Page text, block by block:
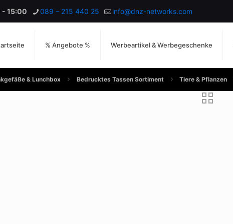
15:00 089 – 215 440 25 info@dnz-networks.com
% Angebote % Werbeartikel & Werbegeschenke
& Lunchbox Bedrucktes Tassen Sortiment Tiere & Pflanzen